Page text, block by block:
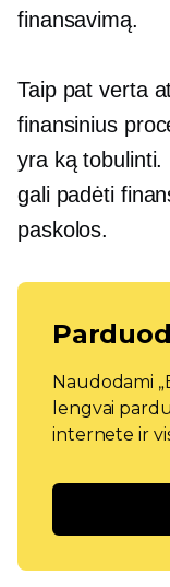
finansavimą.
Taip pat verta
finansinius
yra ką tobulinti.
gali padėti
paskolos.
Naudodami
lengvai
internete ir